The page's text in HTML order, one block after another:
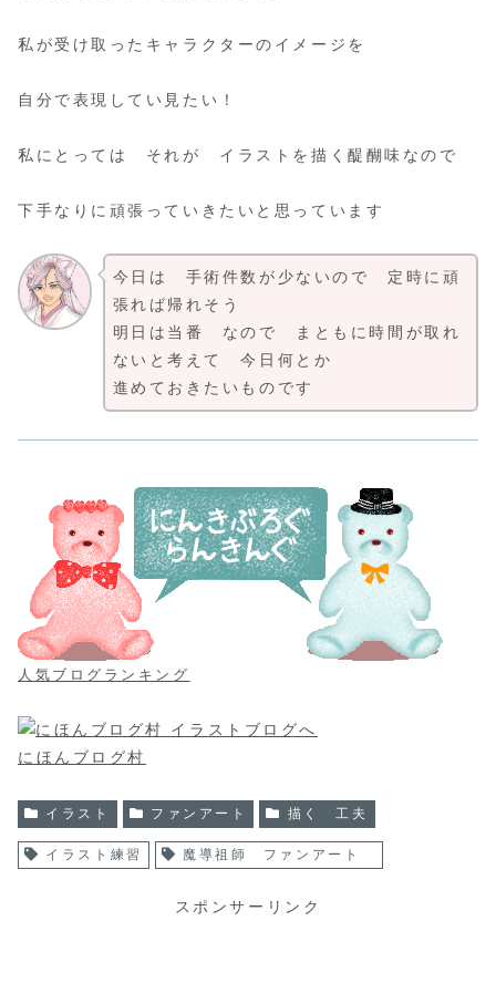
私が受け取ったキャラクターのイメージを
自分で表現してい見たい！
私にとっては それが イラストを描く醍醐味なので
下手なりに頑張っていきたいと思っています
今日は 手術件数が少ないので 定時に頑
張れば帰れそう
明日は当番 なので まともに時間が取れ
ないと考えて 今日何とか
進めておきたいものです
人気ブログランキング
にほんブログ村
イラスト ファンアート 描く 工夫
イラスト練習 魔導祖師 ファンアート
スポンサーリンク